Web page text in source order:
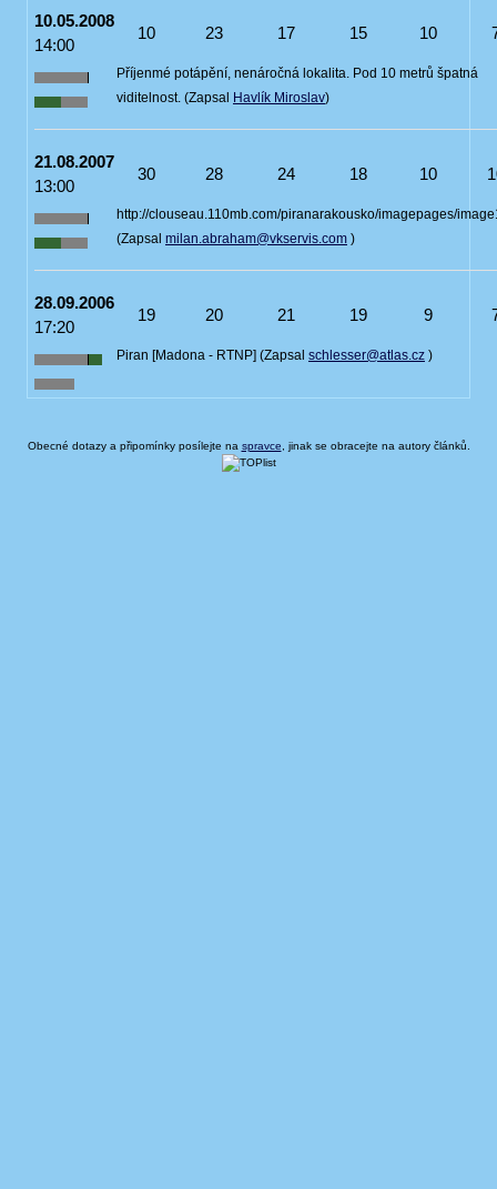
10.05.2008
14:00
10 23 17 15 10
Příjenmé potápění, nenáročná lokalita. Pod 10 metrů špatná
viditelnost. (Zapsal Havlík Miroslav)
21.08.2007
13:00
30 28 24 18 10
http://clouseau.110mb.com/piranarakousko/imagepages/
(Zapsal milan.abraham@vkservis.com )
28.09.2006
17:20
19 20 21 19 9
Piran [Madona - RTNP] (Zapsal schlesser@atlas.cz )
Obecné dotazy a připomínky posílejte na spravce , jinak se obracejte na autory článků.